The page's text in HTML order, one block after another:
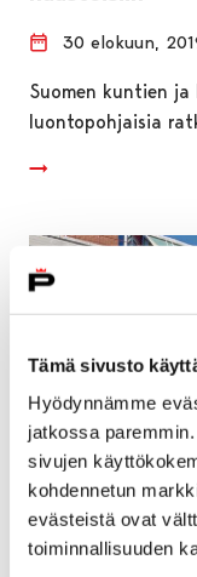
Tämä sivusto
Hyödynnämme
jatkossa
sivujen
kohdennetun
evästeistä ovat
toiminnallisuuden
30 elokuun,
Suomen kuntien
luontopohjaisia